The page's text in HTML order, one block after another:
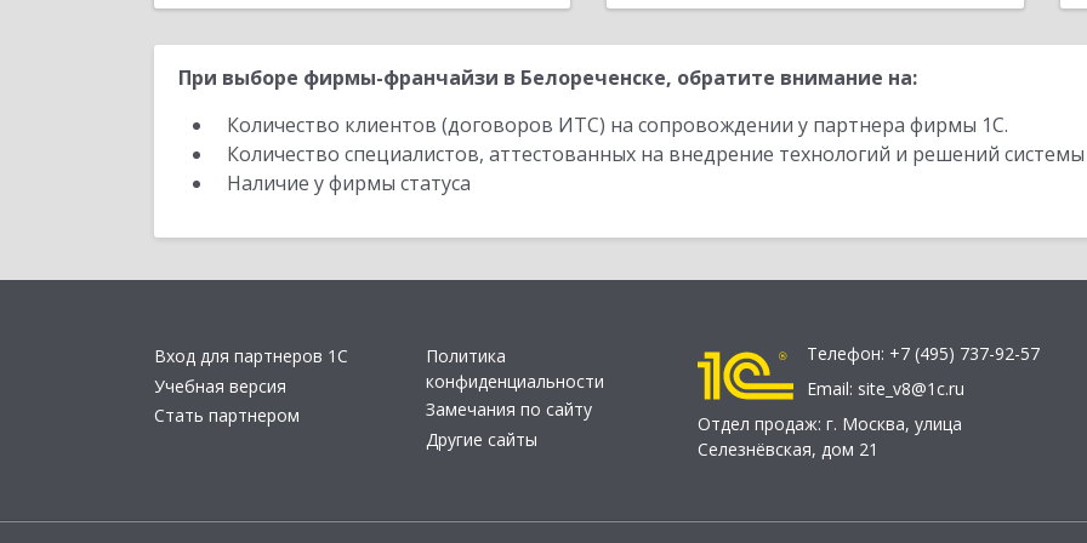
При выборе фирмы-франчайзи в Белореченске, обратите внимание на:
Количество клиентов (договоров ИТС) на сопровождении у партнера фирмы 1С.
Количество специалистов, аттестованных на внедрение технологий и решений
Наличие у фирмы статуса
Вход для партнеров 1С
Учебная версия
Стать партнером
Политика
конфиденциальности
Замечания по сайту
Другие сайты
Телефон: +7 (495) 737-92-57
Email: site_v8@1c.ru
Отдел продаж: г. Москва, улица
Селезнёвская, дом 21